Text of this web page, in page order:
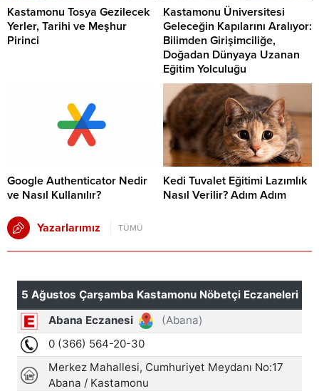
Kastamonu Tosya Gezilecek
Yerler, Tarihi ve Meşhur
Pirinci
Kastamonu Üniversitesi
Geleceğin Kapılarını Aralıyor:
Bilimden Girişimciliğe,
Doğadan Dünyaya Uzanan
Eğitim Yolculuğu
Google Authenticator Nedir
ve Nasıl Kullanılır?
Kedi Tuvalet Eğitimi Lazımlık
Nasıl Verilir? Adım Adım
Yazarlarımız TÜMÜ